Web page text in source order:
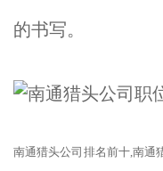
的书写。
南通猎头公司 排名前十,南通